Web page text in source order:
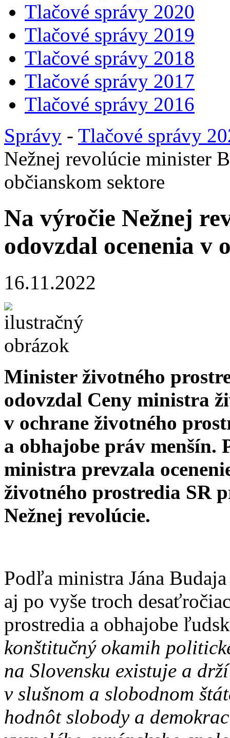
Tlačové správy 2020
Tlačové správy 2019
Tlačové správy 2018
Tlačové správy 2017
Tlačové správy 2016
Správy - Tlačové správy
Nežnej revolúcie minister
občianskom sektore
Na výročie Nežnej
odovzdal ocenenia v
16.11.2022
Minister životného
odovzdal Ceny ministra
v ochrane životného
a obhajobe práv menšín.
ministra prevzala
životného prostredia SR
Nežnej revolúcie.
Podľa ministra Jána
aj po vyše troch
prostredia a obhajobe
konštitučný okamih
na Slovensku existuje a
v slušnom a slobodnom
hodnôt slobody a